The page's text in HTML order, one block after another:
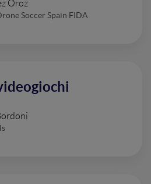
Oroz
Soccer Spain FIDA